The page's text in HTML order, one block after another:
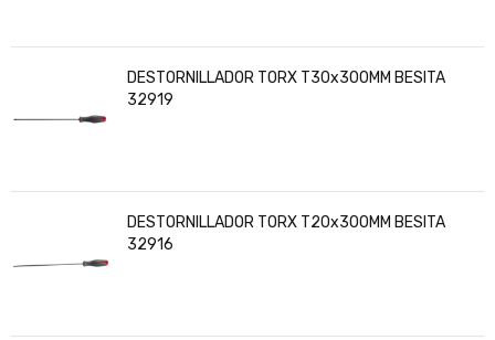
DESTORNILLADOR TORX T30x300MM BESITA
32919
DESTORNILLADOR TORX T20x300MM BESITA
32916